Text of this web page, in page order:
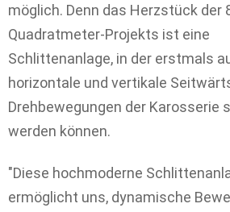
möglich. Denn das Herzstück der
Quadratmeter-Projekts ist eine
Schlittenanlage, in der erstmals
horizontale und vertikale
Drehbewegungen der Karosserie
werden können.
"Diese hochmoderne
ermöglicht uns, dynamische